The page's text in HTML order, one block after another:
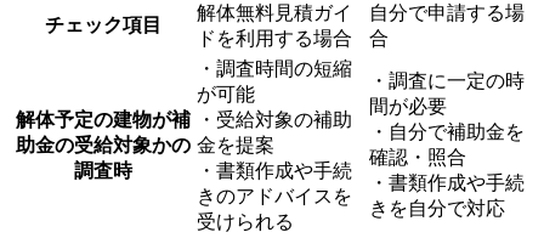
チェック項目
解体無料見積ガイ
ドを利用する場合
自分で申請する場
合
解体予定の建物が補
助金の受給対象かの
調査時
・調査時間の短縮
が可能
・受給対象の補助
金を提案
・書類作成や手続
きのアドバイスを
受けられる
・調査に一定の時
間が必要
・自分で補助金を
確認・照合
・書類作成や手続
きを自分で対応